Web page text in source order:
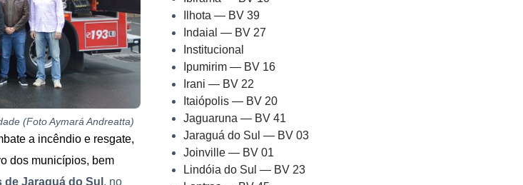
(Foto Aymará Andreatta)
a incêndio e resgate,
dos municípios, bem
Jaraguá do Sul , no
Ilhota — BV 39
Indaial — BV 27
Institucional
Ipumirim — BV 16
Irani — BV 22
Itaiópolis — BV 20
Jaguaruna — BV 41
Jaraguá do Sul — BV 03
Joinville — BV 01
Lindóia do Sul — BV 23